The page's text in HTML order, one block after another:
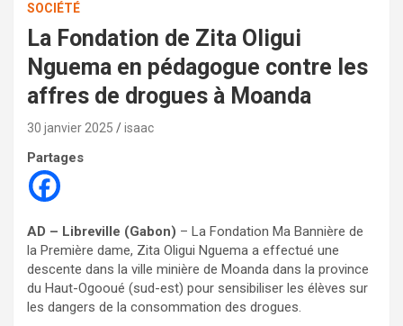
SOCIÉTÉ
La Fondation de Zita Oligui
Nguema en pédagogue contre les
affres de drogues à Moanda
30 janvier 2025 isaac
Partages
AD – Libreville (Gabon) – La Fondation Ma Bannière de
la Première dame, Zita Oligui Nguema a effectué une
descente dans la ville minière de Moanda dans la province
du Haut-Ogooué (sud-est) pour sensibiliser les élèves sur
les dangers de la consommation des drogues.